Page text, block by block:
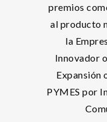
premios
al producto
la
Innovador
Expansión
PYMES por